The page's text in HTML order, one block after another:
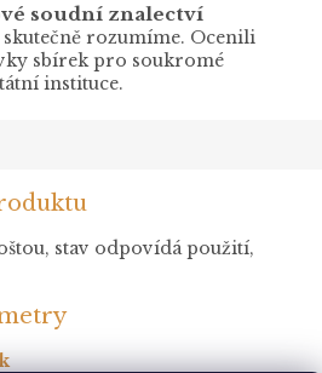
soudní znalectví
skutečně rozumíme. Ocenili
sbírek pro soukromé
instituce.
stav odpovídá použití,